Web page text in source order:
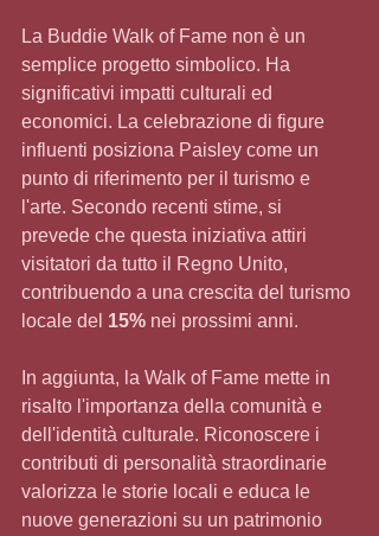
La Buddie Walk of Fame non è un
semplice progetto simbolico. Ha
significativi impatti culturali ed
economici. La celebrazione di figure
influenti posiziona Paisley come un
punto di riferimento per il turismo e
l'arte. Secondo recenti stime, si
prevede che questa iniziativa attiri
visitatori da tutto il Regno Unito,
contribuendo a una crescita del turismo
locale del 15% nei prossimi anni.
In aggiunta, la Walk of Fame mette in
risalto l'importanza della comunità e
dell'identità culturale. Riconoscere i
contributi di personalità straordinarie
valorizza le storie locali e educa le
nuove generazioni su un patrimonio